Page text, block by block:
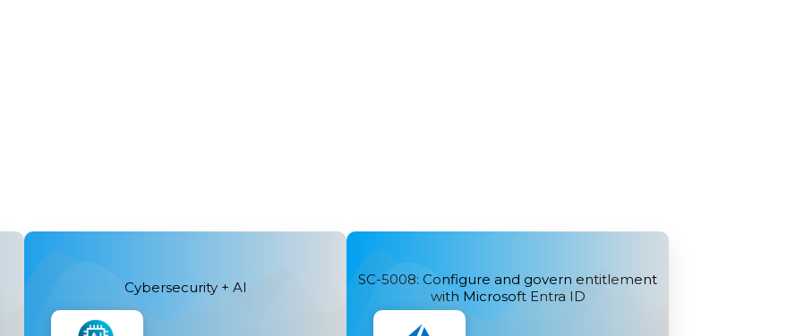
Cybersecurity + AI
SC-5008: Configure and govern entitlement
with Microsoft Entra ID